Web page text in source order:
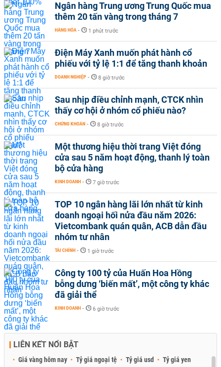
Ngân hàng Trung ương Trung Quốc mua
thêm 20 tấn vàng trong tháng 7
HÀNG HÓA - 1 phút trước
Điện Máy Xanh muốn phát hành cổ
phiếu với tỷ lệ 1:1 để tăng thanh khoản
DOANH NGHIỆP - 8 giờ trước
Sau nhịp điều chỉnh mạnh, CTCK nhìn
thấy cơ hội ở nhóm cổ phiếu nào?
CHỨNG KHOÁN - 8 giờ trước
Một thương hiệu thời trang Việt đóng
cửa sau 5 năm hoạt động, thanh lý toàn
bộ cửa hàng
KINH DOANH - 7 giờ trước
TOP 10 ngân hàng lãi lớn nhất từ kinh
doanh ngoại hối nửa đầu năm 2026:
Vietcombank quán quân, ACB dẫn đầu
nhóm tư nhân
TÀI CHÍNH - 1 giờ trước
Công ty 100 tỷ của Huấn Hoa Hồng
bỗng dưng ‘biến mất’, một công ty khác
đã giải thể
KINH DOANH - 6 giờ trước
LIÊN KẾT NỔI BẬT
Giá vàng hôm nay Tỷ giá ngoại tệ Tỷ giá usd Tỷ giá yen